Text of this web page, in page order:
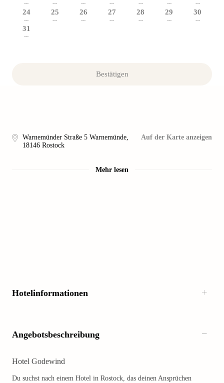
--- --- --- --- --- --- ---
24
---
25
---
26
---
27
---
28
---
29
---
30
---
31
---
Bestätigen
Warnemünder Straße 5 Warnemünde,
18146 Rostock
Auf der Karte anzeigen
Mehr lesen
Hotelinformationen
Angebotsbeschreibung
Hotel Godewind
Du suchst nach einem Hotel in Rostock, das deinen Ansprüchen